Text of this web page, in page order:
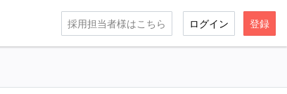
採用担当者様はこちら ログイン 登録